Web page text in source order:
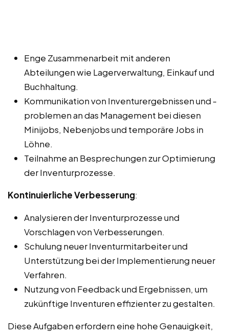
Enge Zusammenarbeit mit anderen
Abteilungen wie Lagerverwaltung, Einkauf und
Buchhaltung.
Kommunikation von Inventurergebnissen und -
problemen an das Management bei diesen
Minijobs, Nebenjobs und temporäre Jobs in
Löhne.
Teilnahme an Besprechungen zur Optimierung
der Inventurprozesse.
Kontinuierliche Verbesserung:
Analysieren der Inventurprozesse und
Vorschlagen von Verbesserungen.
Schulung neuer Inventurmitarbeiter und
Unterstützung bei der Implementierung neuer
Verfahren.
Nutzung von Feedback und Ergebnissen, um
zukünftige Inventuren effizienter zu gestalten.
Diese Aufgaben erfordern eine hohe Genauigkeit,